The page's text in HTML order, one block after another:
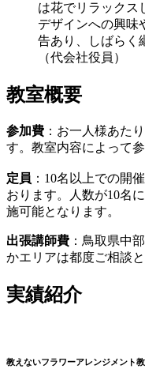
は花でリラックス
デザインへの興味
告あり、しばらく
（代会社役員）
教室概要
参加費 ：お一人様あた
す。教室内容によって
定員 ：10名以上での開
おります。人数が10名
施可能となります。
出張講師費 ：鳥取県中
かエリアは都度ご相談と
実績紹介
教えないフラワーアレンジメント